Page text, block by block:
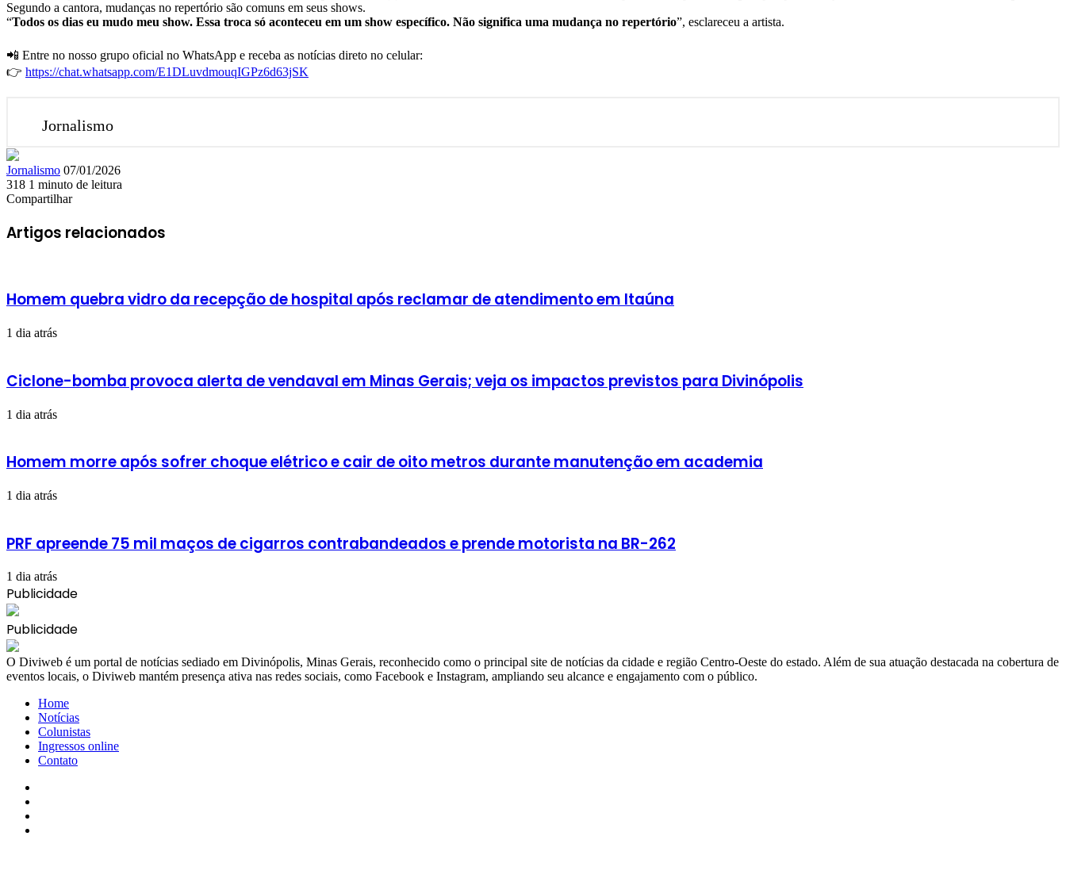
Segundo a cantora, mudanças no repertório são comuns em seus shows.
“Todos os dias eu mudo meu show. Essa troca só aconteceu em um show específico. Não significa uma mudança no repertório”, esclareceu a artista.
📲 Entre no nosso grupo oficial no WhatsApp e receba as notícias direto no celular:
👉 https://chat.whatsapp.com/E1DLuvdmouqIGPz6d63jSK
Jornalismo
Jornalismo Mande
um
e-
07/01/2026
318 1 minuto de leitura
Facebook
X
Linkedin
Skype
Messenger
Messenger
WhatsApp
Telegram
Compartilhar
via
e-
Artigos relacionados
Homem quebra vidro da recepção de hospital após reclamar de atendimento em Itaúna
1 dia atrás
Ciclone-bomba provoca alerta de vendaval em Minas Gerais; veja os impactos previstos para Divinópolis
1 dia atrás
Homem morre após sofrer choque elétrico e cair de oito metros durante manutenção em academia
1 dia atrás
PRF apreende 75 mil maços de cigarros contrabandeados e prende motorista na BR-262
1 dia atrás
Publicidade
Publicidade
​O Diviweb é um portal de notícias sediado em Divinópolis, Minas Gerais, reconhecido como o principal site de notícias da cidade e região Centro-Oeste do estado. Além de sua atuação destacada na cobertura de
eventos locais, o Diviweb mantém presença ativa nas redes sociais, como Facebook e Instagram, ampliando seu alcance e engajamento com o público.
Home
Notícias
Colunistas
Ingressos online
Contato